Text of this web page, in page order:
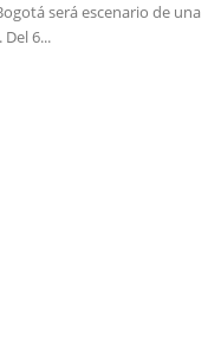
será escenario de una
6...